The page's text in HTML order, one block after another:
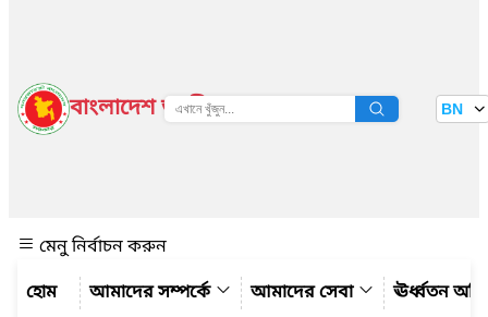
বাংলাদেশ জাতীয় তথ্য বাতায়ন BN
মেনু নির্বাচন করুন
আমাদের সম্পর্কে
আমাদের সেবা ঊর্ধ্বতন